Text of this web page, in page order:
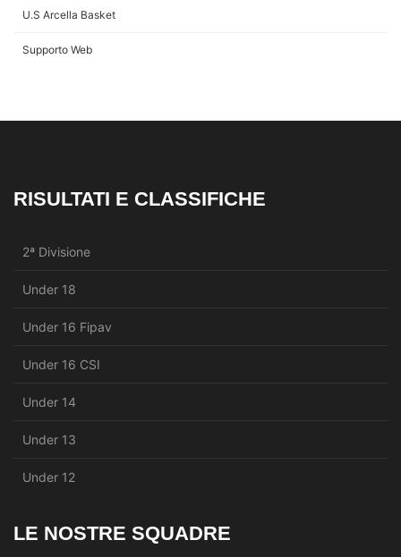
U.S Arcella Basket
Supporto Web
RISULTATI E CLASSIFICHE
2ª Divisione
Under 18
Under 16 Fipav
Under 16 CSI
Under 14
Under 13
Under 12
LE NOSTRE SQUADRE